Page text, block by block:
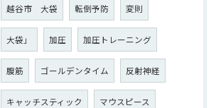
越谷市 大袋 転倒予防 変則
大袋」 加圧 加圧トレーニング
腹筋 ゴールデンタイム 反射神経
キャッチスティック マウスピース